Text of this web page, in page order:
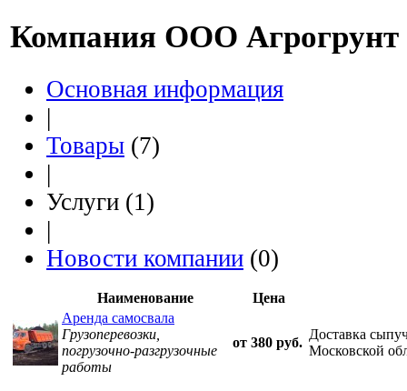
Компания ООО Агрогрунт
Основная информация
|
Товары (7)
|
Услуги (1)
|
Новости компании (0)
Наименование
Цена
Аренда самосвала
Грузоперевозки,
погрузочно-разгрузочные
работы
от 380 руб.
Доставка
Московской